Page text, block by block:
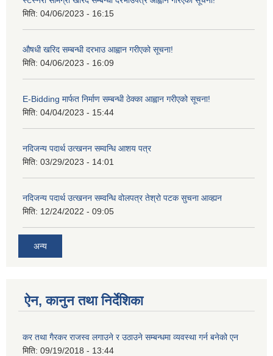
मिति: 04/06/2023 - 16:15
औषधी खरिद सम्बन्धी दरभाउ आह्वान गरीएको सूचना!
मिति: 04/06/2023 - 16:09
E-Bidding मार्फत निर्माण सम्बन्धी ठेक्का आह्वान गरीएको सूचना!
मिति: 04/04/2023 - 15:44
नदिजन्य पदार्थ उत्खनन सम्वन्धि आशय पत्र
मिति: 03/29/2023 - 14:01
नदिजन्य पदार्थ उत्खनन सम्वन्धि वोलपत्र तेश्रो पटक सुचना आव्ह्यन
मिति: 12/24/2022 - 09:05
अन्य
ऐन, कानुन तथा निर्देशिका
कर तथा गैरकर राजस्व लगाउने र उठाउने सम्बन्धमा व्यवस्था गर्न बनेको एन
मिति: 09/19/2018 - 13:44